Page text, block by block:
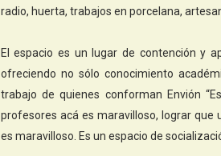
radio, huerta, trabajos en porcelana,
El espacio es un lugar de contención y
ofreciendo no sólo conocimiento
trabajo de quienes conforman Envión
profesores acá es maravilloso, lograr que
es maravilloso. Es un espacio de